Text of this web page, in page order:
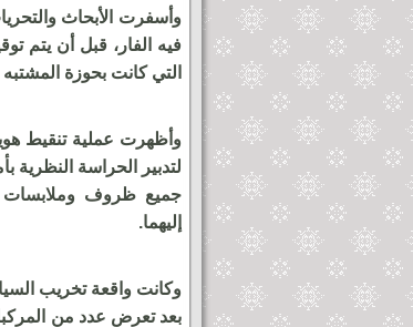
وأسفرت الأبحاث
فيه الفار، قبل أن يتم
التي كانت بحوزة المشتبه
وأظهرت عملية تنقيط
لتدبير الحراسة النظرية
جميع ظروف وملابسات
إليهما.
وكانت واقعة تخريب
بعد تعرض عدد من